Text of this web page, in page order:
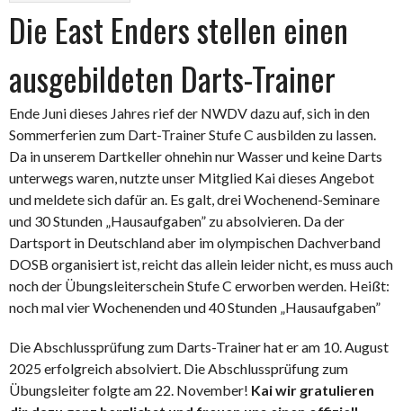
Die East Enders stellen einen
ausgebildeten Darts-Trainer
Ende Juni dieses Jahres rief der NWDV dazu auf, sich in den
Sommerferien zum Dart-Trainer Stufe C ausbilden zu lassen.
Da in unserem Dartkeller ohnehin nur Wasser und keine Darts
unterwegs waren, nutzte unser Mitglied Kai dieses Angebot
und meldete sich dafür an. Es galt, drei Wochenend-Seminare
und 30 Stunden „Hausaufgaben” zu absolvieren. Da der
Dartsport in Deutschland aber im olympischen Dachverband
DOSB organisiert ist, reicht das allein leider nicht, es muss auch
noch der Übungsleiterschein Stufe C erworben werden. Heißt:
noch mal vier Wochenenden und 40 Stunden „Hausaufgaben”
Die Abschlussprüfung zum Darts-Trainer hat er am 10. August
2025 erfolgreich absolviert. Die Abschlussprüfung zum
Übungsleiter folgte am 22. November! Kai wir gratulieren